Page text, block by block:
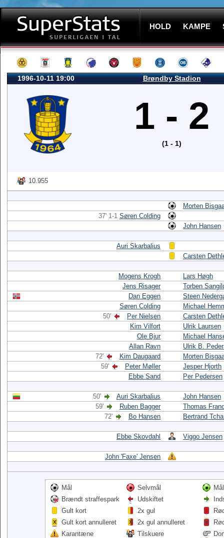
HOLD KAMPE
1996-10-11 19:00 Brøndby Stadion
1 - 2
(1 - 1)
10.955
Morten
37' 1-1 Søren Colding
John Hansen
Auri Skarbalius
Carsten
Mogens Krogh
Lars Høgh
Jens Risager
Torben
Dan Eggen
Steen
Søren Colding
Michael
50'
Per Nielsen
Carsten
Kim Vilfort
Ulrik Laursen
Ole Bjur
Michael
Allan Ravn
Ulrik B.
72'
Kim Daugaard
Morten
59'
Peter Møller
Jesper Hjorth
Ebbe Sand
Per Pedersen
50' Auri Skarbalius
John Hansen
59'
Ruben Bagger
Thomas
72'
Bo Hansen Bertrand
Ebbe Skovdahl Viggo Jensen
John 'Faxe' Jensen
Mål Selvmål
Brændt straffespark
Udskiftet
Gult kort
2x gul
Gult kort annulleret
2x gul annulleret
Karantæne
Tilskuere